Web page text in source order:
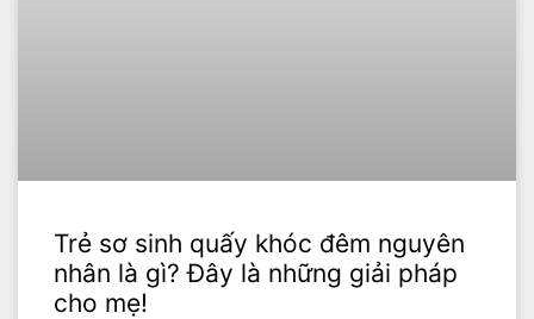
Trẻ sơ sinh quấy khóc đêm nguyên
nhân là gì? Đây là những giải pháp
cho mẹ!